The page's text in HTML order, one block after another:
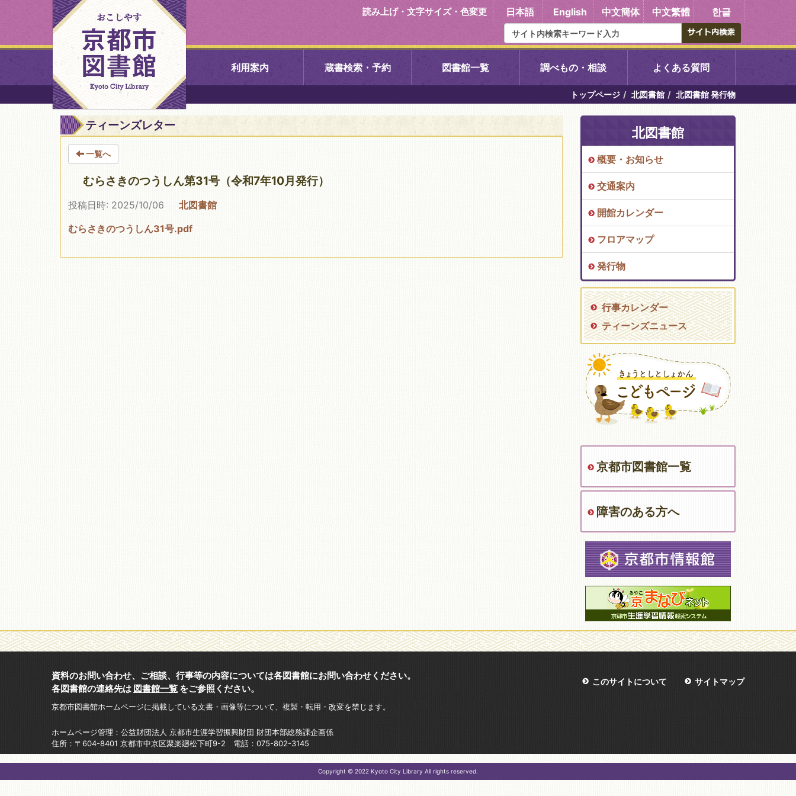
読み上げ・文字サイズ・色変更 日本語 English 中文簡体 中文繁體 한글
利用案内 蔵書検索・予約 図書館一覧
中央図書館 右京中央図書館 伏見中央図書館 醍醐中央図書館
北図書館 左京図書館 岩倉図書館 東山図書館
山科図書館 吉祥院図書館
久世ふれあいセンター図
向島図書館
こどもみらい館子育て図
コミュニティプラザ深草
図書館
調べもの・相談 よくある質問
トップページ 北図書館 北図書館 発行物
ティーンズレター
一覧へ
むらさきのつうしん第31号（令和7年10月発行）
投稿日時: 2025/10/06
北図書館
むらさきのつうしん31号.pdf
北図書館
概要・お知らせ
交通案内
開館カレンダー
フロアマップ
発行物
行事カレンダー
ティーンズニュース
京都市図書館一覧
障害のある方へ
このサイトについて サイトマップ
資料のお問い合わせ、ご相談、行事等の内容については各図書館にお問い合わせください。
各図書館の連絡先は 図書館一覧 をご参照ください。
京都市図書館ホームページに掲載している文書・画像等について、複製・転用・改変を禁じます。
ホームページ管理：公益財団法人 京都市生涯学習振興財団 財団本部総務課企画係
住所：〒604-8401 京都市中京区聚楽廻松下町9-2 電話：075-802-3145
Copyright © 2022 Kyoto City Library All rights reserved.